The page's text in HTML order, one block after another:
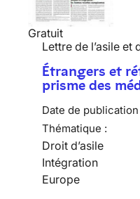
Gratuit
Lettre de l’asile et
Étrangers et
prisme des
Date de publication
Thématique :
Droit d’asile
Intégration
Europe